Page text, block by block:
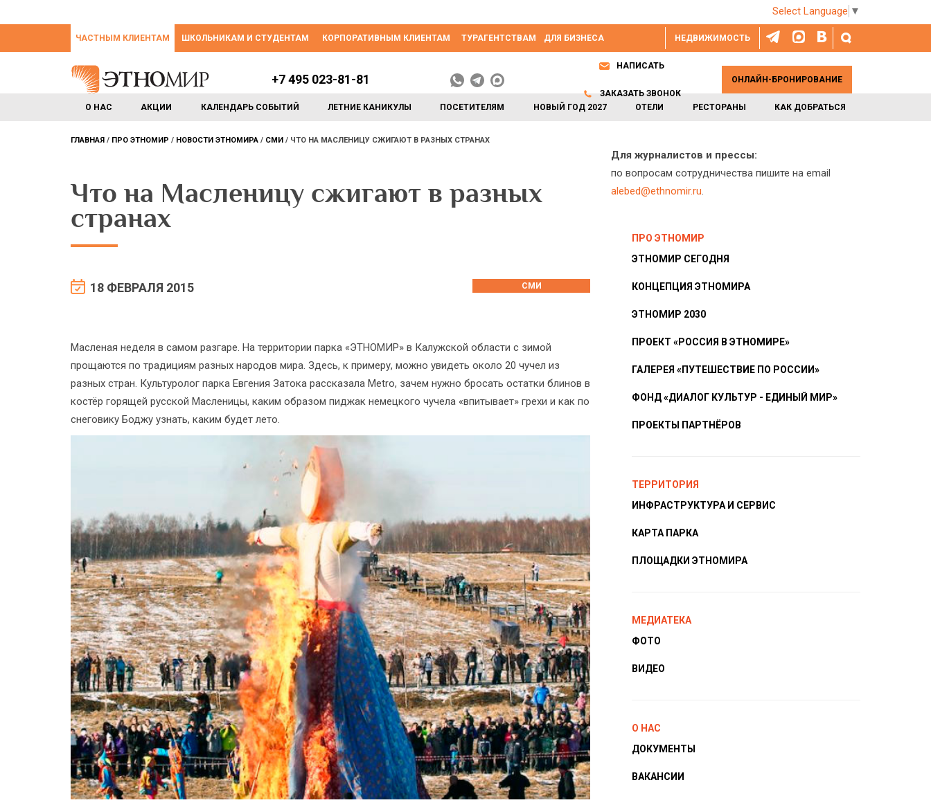
Select Language ▼
НЕДВИЖИМОСТЬ
ЧАСТНЫМ КЛИЕНТАМ ШКОЛЬНИКАМ И СТУДЕНТАМ КОРПОРАТИВНЫМ КЛИЕНТАМ ТУРАГЕНТСТВАМ ДЛЯ БИЗНЕСА
О НАС АКЦИИ КАЛЕНДАРЬ СОБЫТИЙ ЛЕТНИЕ КАНИКУЛЫ ПОСЕТИТЕЛЯМ НОВЫЙ ГОД 2027 ОТЕЛИ РЕСТОРАНЫ КАК ДОБРАТЬСЯ
+7 495 023-81-81
НАПИСАТЬ
ЗАКАЗАТЬ ЗВОНОК
ОНЛАЙН-БРОНИРОВАНИЕ
ГЛАВНАЯ ПРО ЭТНОМИР НОВОСТИ ЭТНОМИРА СМИ ЧТО НА МАСЛЕНИЦУ СЖИГАЮТ В РАЗНЫХ СТРАНАХ
Что на Масленицу сжигают в разных
странах
18 ФЕВРАЛЯ 2015 СМИ
Масленая неделя в самом разгаре. На территории парка «ЭТНОМИР» в Калужской области с зимой
прощаются по традициям разных народов мира. Здесь, к примеру, можно увидеть около 20 чучел из
разных стран. Культуролог парка Евгения Затока рассказала Metro, зачем нужно бросать остатки блинов в
костёр горящей русской Масленицы, каким образом пиджак немецкого чучела «впитывает» грехи и как по
снеговику Боджу узнать, каким будет лето.
Для журналистов и прессы:
по вопросам сотрудничества пишите на email
alebed@ethnomir.ru.
ПРО ЭТНОМИР
ЭТНОМИР СЕГОДНЯ
КОНЦЕПЦИЯ ЭТНОМИРА
ЭТНОМИР 2030
ПРОЕКТ «РОССИЯ В ЭТНОМИРЕ»
ГАЛЕРЕЯ «ПУТЕШЕСТВИЕ ПО РОССИИ»
ФОНД «ДИАЛОГ КУЛЬТУР - ЕДИНЫЙ МИР»
ПРОЕКТЫ ПАРТНЁРОВ
ТЕРРИТОРИЯ
ИНФРАСТРУКТУРА И СЕРВИС
КАРТА ПАРКА
ПЛОЩАДКИ ЭТНОМИРА
МЕДИАТЕКА
ФОТО
ВИДЕО
О НАС
ДОКУМЕНТЫ
ВАКАНСИИ